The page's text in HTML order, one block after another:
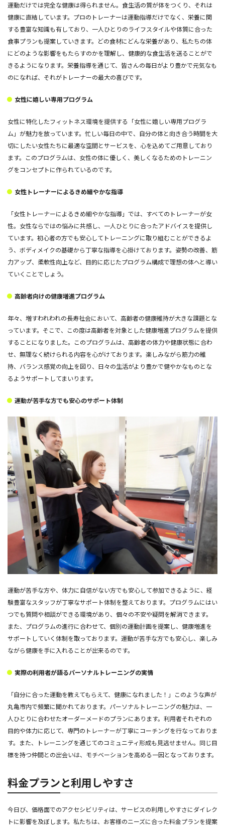
運動だけでは完全な健康は得られません。食生活の質が体をつくり、それは
健康に直結しています。プロのトレーナーは運動指導だけでなく、栄養に関
する豊富な知識も有しており、一人ひとりのライフスタイルや体質に合った
食事プランも提案していきます。どの食材にどんな栄養があり、私たちの体
にどのような影響をもたらすのかを理解し、健康的な食生活を送ることがで
きるようになります。栄養指導を通じて、皆さんの毎日がより豊かで元気なも
のになれば、それがトレーナーの最大の喜びです。
女性に嬉しい専用プログラム
女性に特化したフィットネス環境を提供する「女性に嬉しい専用プログラ
ム」が魅力を放っています。忙しい毎日の中で、自分の体と向き合う時間を大
切にしたい女性たちに最適な空間とサービスを、心を込めてご用意しており
ます。このプログラムは、女性の体に優しく、美しくなるためのトレーニン
グをコンセプトに作られているのです。
女性トレーナーによるきめ細やかな指導
「女性トレーナーによるきめ細やかな指導」では、すべてのトレーナーが女
性。女性ならではの悩みに共感し、一人ひとりに合ったアドバイスを提供し
ています。初心者の方でも安心してトレーニングに取り組むことができるよ
う、ボディメイクの基礎から丁寧な指導を心掛けております。姿勢の改善、筋
力アップ、柔軟性向上など、目的に応じたプログラム構成で理想の体へと導い
ていくことでしょう。
高齢者向けの健康増進プログラム
年々、増すわれわれの長寿社会において、高齢者の健康維持が大きな課題とな
っています。そこで、この度は高齢者を対象とした健康増進プログラムを提供
することになりました。このプログラムは、高齢者の体力や健康状態に合わ
せ、無理なく続けられる内容を心がけております。楽しみながら筋力の維
持、バランス感覚の向上を図り、日々の生活がより豊かで健やかなものとな
るようサポートしてまいります。
運動が苦手な方でも安心のサポート体制
運動が苦手な方や、体力に自信がない方でも安心して参加できるように、経
験豊富なスタッフが丁寧なサポート体制を整えております。プログラムにはい
つでも質問や相談ができる環境があり、個々の不安や疑問を解消できます。
また、プログラムの進行に合わせて、個別の運動計画を提案し、健康増進を
サポートしていく体制を取っております。運動が苦手な方でも安心し、楽しみ
ながら健康を手に入れることが出来るのです。
実際の利用者が語るパーソナルトレーニングの実情
「自分に合った運動を教えてもらえて、健康になれました！」このような声が
丸亀市内で頻繁に聞かれております。パーソナルトレーニングの魅力は、一
人ひとりに合わせたオーダーメードのプランにあります。利用者それぞれの
目的や体力に応じて、専門のトレーナーが丁寧にコーチングを行なっておりま
す。また、トレーニングを通じてのコミュニティ形成も見逃せません。同じ目
標を持つ仲間との出会いは、モチベーションを高める一因となっております。
料金プランと利用しやすさ
今日び、価格面でのアクセシビリティは、サービスの利用しやすさにダイレク
トに影響を及ぼします。私たちは、お客様のニーズに合った料金プランを提案